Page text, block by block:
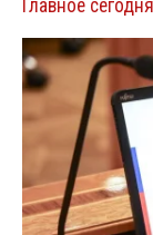
Главное сегодня